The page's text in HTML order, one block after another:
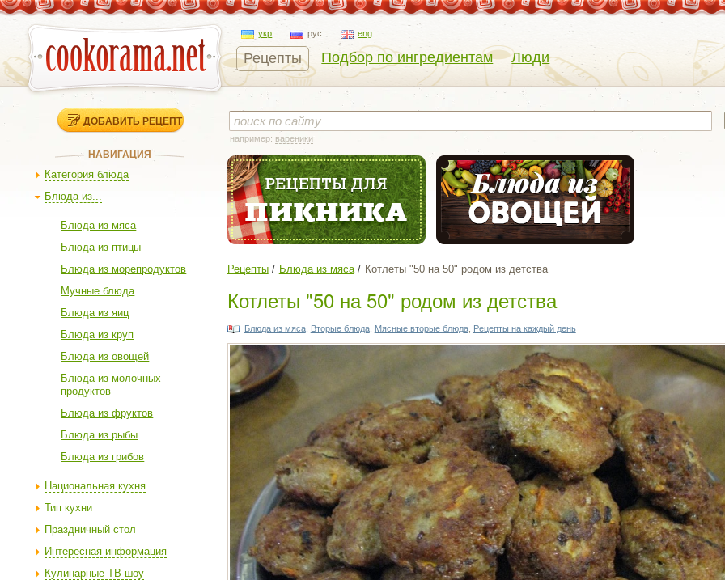
укр рус eng
Рецепты Подбор по ингредиентам Люди
ДОБАВИТЬ РЕЦЕПТ
НАВИГАЦИЯ
Категория блюда
Блюда из...
Блюда из мяса
Блюда из птицы
Блюда из морепродуктов
Мучные блюда
Блюда из яиц
Блюда из круп
Блюда из овощей
Блюда из молочных
продуктов
Блюда из фруктов
Блюда из рыбы
Блюда из грибов
Национальная кухня
Тип кухни
Праздничный стол
Интересная информация
Кулинарные ТВ-шоу
например: вареники
Рецепты Блюда из мяса Котлеты "50 на 50" родом из детства
Котлеты "50 на 50" родом из детства
Блюда из мяса, Вторые блюда, Мясные вторые блюда, Рецепты на каждый день